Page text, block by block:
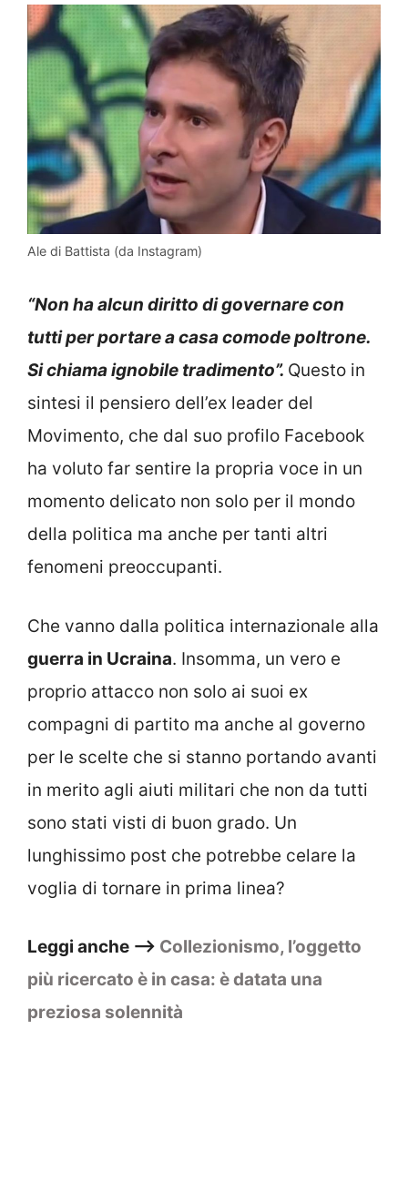
Ale di Battista (da Instagram)
“Non ha alcun diritto di governare con
tutti per portare a casa comode poltrone.
Si chiama ignobile tradimento”. Questo in
sintesi il pensiero dell’ex leader del
Movimento, che dal suo profilo Facebook
ha voluto far sentire la propria voce in un
momento delicato non solo per il mondo
della politica ma anche per tanti altri
fenomeni preoccupanti.
Che vanno dalla politica internazionale alla
guerra in Ucraina. Insomma, un vero e
proprio attacco non solo ai suoi ex
compagni di partito ma anche al governo
per le scelte che si stanno portando avanti
in merito agli aiuti militari che non da tutti
sono stati visti di buon grado. Un
lunghissimo post che potrebbe celare la
voglia di tornare in prima linea?
Leggi anche –> Collezionismo, l’oggetto
più ricercato è in casa: è datata una
preziosa solennità